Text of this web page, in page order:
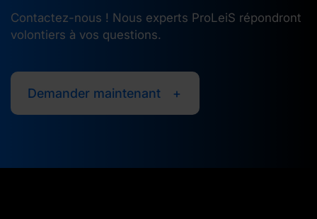
Contactez-nous ! Nous experts ProLeiS répondront
volontiers à vos questions.
Demander maintenant